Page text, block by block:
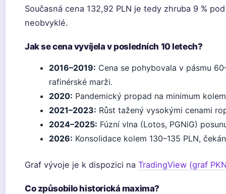
Současná cena 132,92 PLN je tedy zhruba 9 %
neobvyklé.
Jak se cena vyvíjela v posledních 10 letech?
2016–2019: Cena se pohybovala v pásmu
rafinérské marži.
2020: Pandemický propad na minimum
2021–2023: Růst tažený vysokými cenami
2024–2025: Fúzní vlna (Lotos, PGNiG)
2026: Konsolidace kolem 130–135 PLN,
Graf vývoje je k dispozici na TradingView (graf
Co způsobilo historická maxima?